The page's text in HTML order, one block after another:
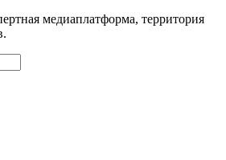
медиаплатформа, территория